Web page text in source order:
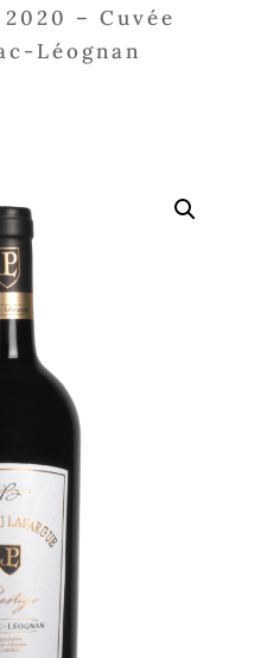
– Cuvée
Léognan